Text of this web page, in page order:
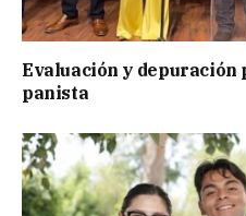
Evaluación y
panista